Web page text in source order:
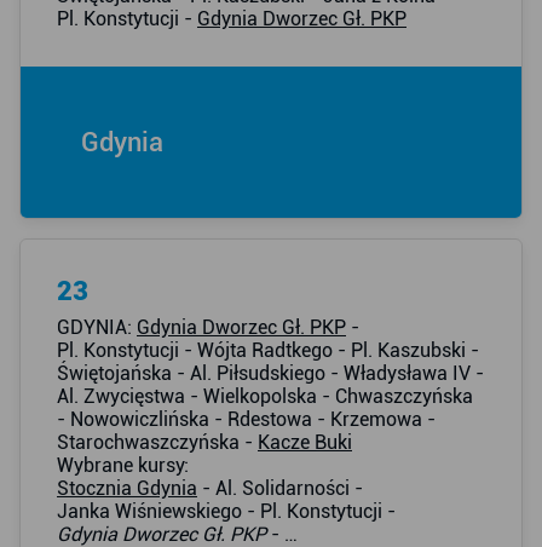
Pl. Konstytucji - Gdynia Dworzec Gł. PKP
Gdynia
23
GDYNIA: Gdynia Dworzec Gł. PKP -
Pl. Konstytucji - Wójta Radtkego - Pl. Kaszubski -
Świętojańska - Al. Piłsudskiego - Władysława IV -
Al. Zwycięstwa - Wielkopolska - Chwaszczyńska
- Nowowiczlińska - Rdestowa - Krzemowa -
Starochwaszczyńska - Kacze Buki
Wybrane kursy:
Stocznia Gdynia - Al. Solidarności -
Janka Wiśniewskiego - Pl. Konstytucji -
Gdynia Dworzec Gł. PKP- …